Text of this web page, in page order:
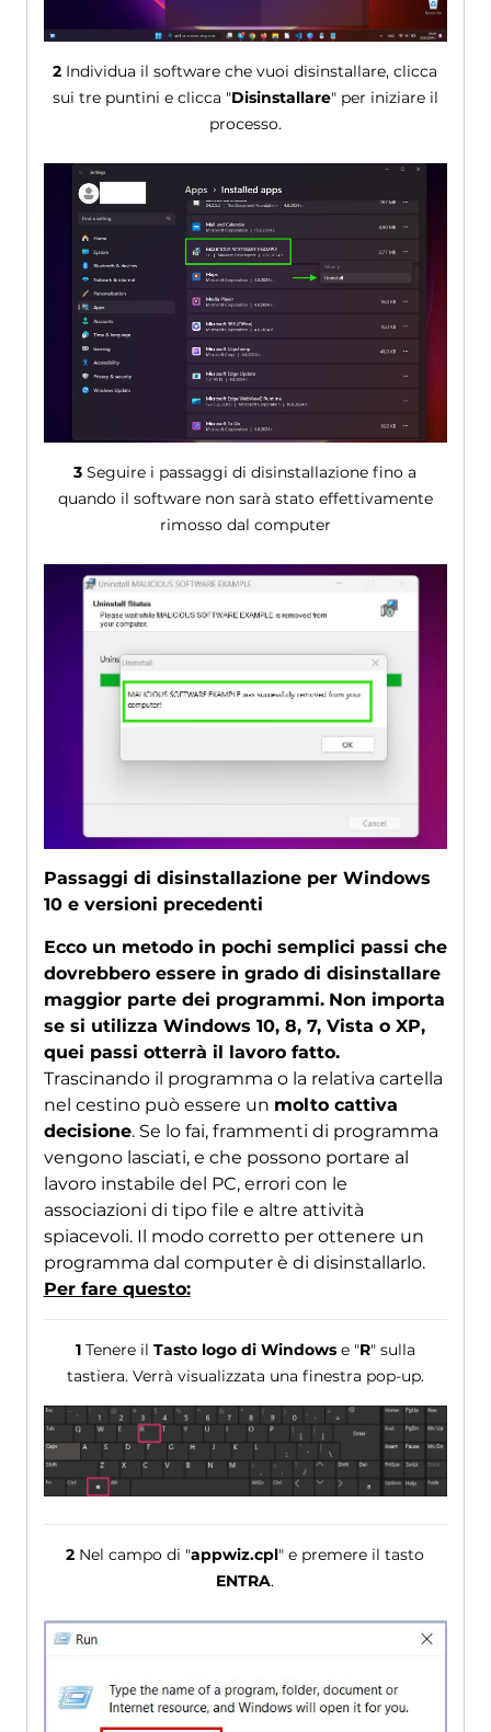
2 Individua il software che vuoi disinstallare, clicca
sui tre puntini e clicca "Disinstallare" per iniziare il
processo.
3 Seguire i passaggi di disinstallazione fino a
quando il software non sarà stato effettivamente
rimosso dal computer
Passaggi di disinstallazione per Windows
10 e versioni precedenti
Ecco un metodo in pochi semplici passi che
dovrebbero essere in grado di disinstallare
maggior parte dei programmi. Non importa
se si utilizza Windows 10, 8, 7, Vista o XP,
quei passi otterrà il lavoro fatto.
Trascinando il programma o la relativa cartella
nel cestino può essere un molto cattiva
decisione. Se lo fai, frammenti di programma
vengono lasciati, e che possono portare al
lavoro instabile del PC, errori con le
associazioni di tipo file e altre attività
spiacevoli. Il modo corretto per ottenere un
programma dal computer è di disinstallarlo.
Per fare questo:
1Tenere il Tasto logo di Windowse "R" sulla
tastiera. Verrà visualizzata una finestra pop-up.
2 Nel campo di "appwiz.cpl" e premere il tasto
ENTRA.